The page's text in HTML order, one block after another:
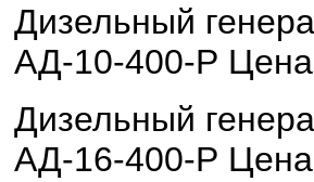
Дизельный
АД-10-400-Р
Дизельный
АД-16-400-Р